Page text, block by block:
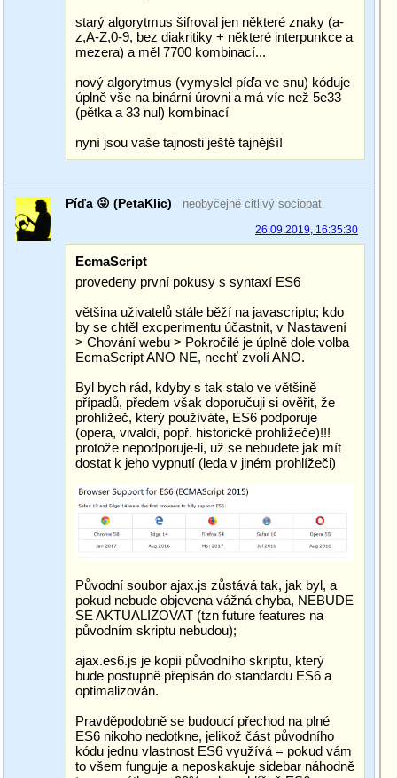
starý algorytmus šifroval jen některé znaky (a-
z,A-Z,0-9, bez diakritiky + některé interpunkce a
mezera) a měl 7700 kombinací...
nový algorytmus (vymyslel píďa ve snu) kóduje
úplně vše na binární úrovni a má víc než 5e33
(pětka a 33 nul) kombinací
nyní jsou vaše tajnosti ještě tajnější!
Píďa 😜 (PetaKlic) neobyčejně citlivý sociopat
26.09.2019, 16:35:30
EcmaScript
provedeny první pokusy s syntaxí ES6
většina uživatelů stále běží na javascriptu; kdo
by se chtěl excperimentu účastnit, v Nastavení
> Chování webu > Pokročilé je úplně dole volba
EcmaScript ANO NE, nechť zvolí ANO.
Byl bych rád, kdyby s tak stalo ve většině
případů, předem však doporučuji si ověřit, že
prohlížeč, který používáte, ES6 podporuje
(opera, vivaldi, popř. historické prohlížeče)!!!
protože nepodporuje-li, už se nebudete jak mít
dostat k jeho vypnutí (leda v jiném prohlížeči)
Původní soubor ajax.js zůstává tak, jak byl, a
pokud nebude objevena vážná chyba, NEBUDE
SE AKTUALIZOVAT (tzn future features na
původním skriptu nebudou);
ajax.es6.js je kopií původního skriptu, který
bude postupně přepisán do standardu ES6 a
optimalizován.
Pravděpodobně se budoucí přechod na plné
ES6 nikoho nedotkne, jelikož část původního
kódu jednu vlastnost ES6 využívá = pokud vám
to všem funguje a neposkakuje sidebar náhodně